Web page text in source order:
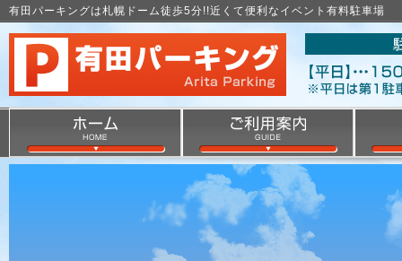
有田パーキングは札幌ドーム徒歩5分!!近くて便利なイベント有料駐車場